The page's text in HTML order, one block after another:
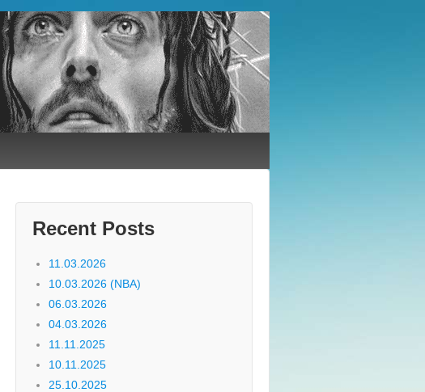
Recent Posts
11.03.2026
10.03.2026 (NBA)
06.03.2026
04.03.2026
11.11.2025
10.11.2025
25.10.2025